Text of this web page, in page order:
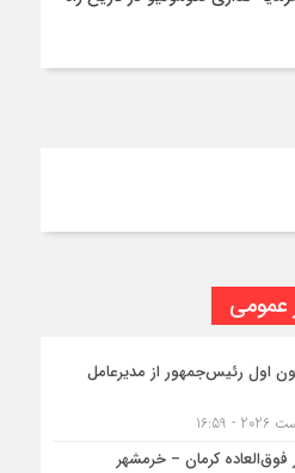
عمومی
اول رئیس‌جمهور از مدیرعامل
فوق‌العاده کرمان – خرمشهر